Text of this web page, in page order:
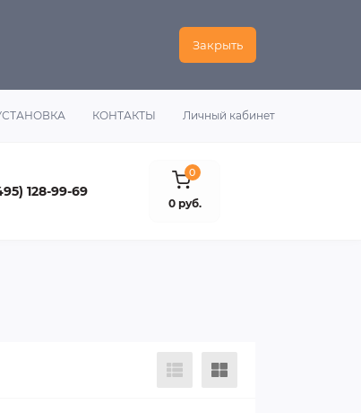
Закрыть
КОНТАКТЫ Личный кабинет
128-99-69
0
0 руб.